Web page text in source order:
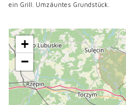
ein Grill. Umzäuntes Grundstück.
+
−